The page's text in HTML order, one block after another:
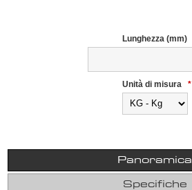
Lunghezza (mm)
Unità di misura *
Panoramica
Specifiche